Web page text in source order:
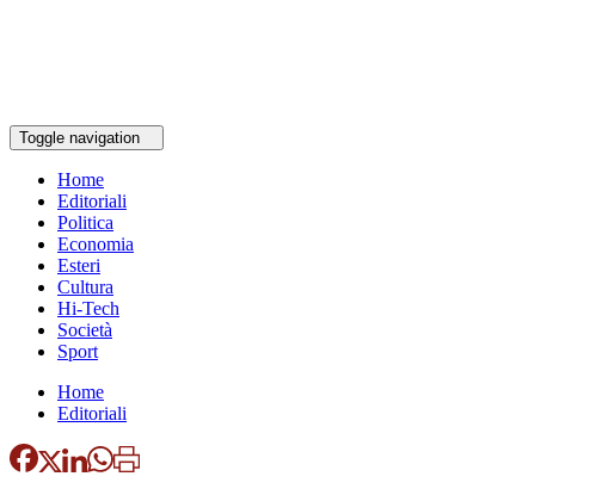
Toggle navigation
Home
Editoriali
Politica
Economia
Esteri
Cultura
Hi-Tech
Società
Sport
Home
Editoriali